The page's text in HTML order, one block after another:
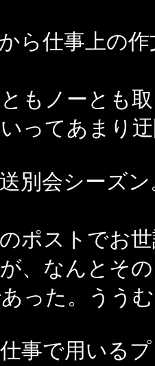
ら仕事上の
もノーとも
ってあまり
別会シーズ
ポストでお
、なんとそ
った。うう
事で用いる